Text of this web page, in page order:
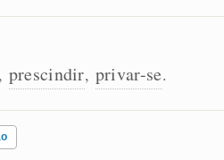
, prescindir, privar-se.